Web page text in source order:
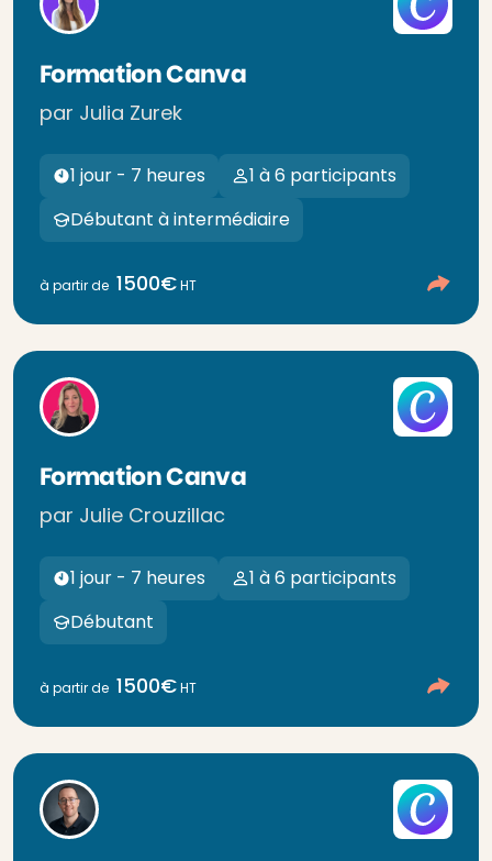
Formation Canva
par Julia Zurek
1 jour - 7 heures
1 à 6 participants
Débutant à intermédiaire
à partir de 1500€HT
Formation Canva
par Julie Crouzillac
1 jour - 7 heures
1 à 6 participants
Débutant
à partir de 1500€HT